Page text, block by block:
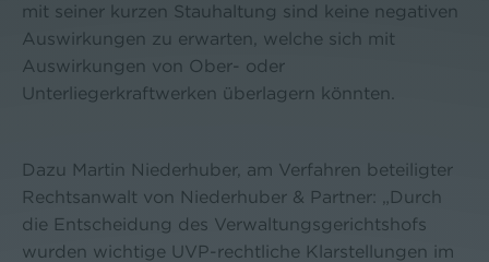
mit seiner kurzen Stauhaltung sind keine negativen
Auswirkungen zu erwarten, welche sich mit
Auswirkungen von Ober- oder
Unterliegerkraftwerken überlagern könnten.
Dazu Martin Niederhuber, am Verfahren beteiligter
Rechtsanwalt von Niederhuber & Partner: „Durch
die Entscheidung des Verwaltungsgerichtshofs
wurden wichtige UVP-rechtliche Klarstellungen im